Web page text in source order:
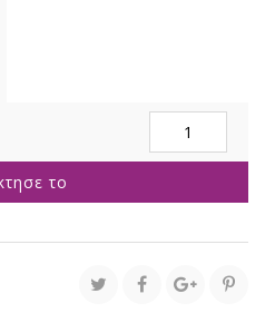
ΑΚΡΥΛΙΚΟ
ΣΤΡΟΓΓΥΛΟ
ΠΛΑΤΟ
35Χ35ΕΚ
ποσότητα
το